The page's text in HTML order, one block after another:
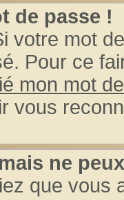
de passe !
votre mot
Pour ce
mon mot
vous
ne
que vous